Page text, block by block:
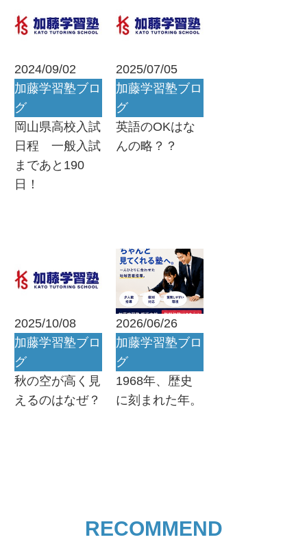
2024/09/02
加藤学習塾ブロ
グ
岡山県高校入試
日程 一般入試
まであと190
日！
2025/07/05
加藤学習塾ブロ
グ
英語のOKはな
んの略？？
2025/10/08
加藤学習塾ブロ
グ
秋の空が高く見
えるのはなぜ？
2026/06/26
加藤学習塾ブロ
グ
1968年、歴史
に刻まれた年。
RECOMMEND